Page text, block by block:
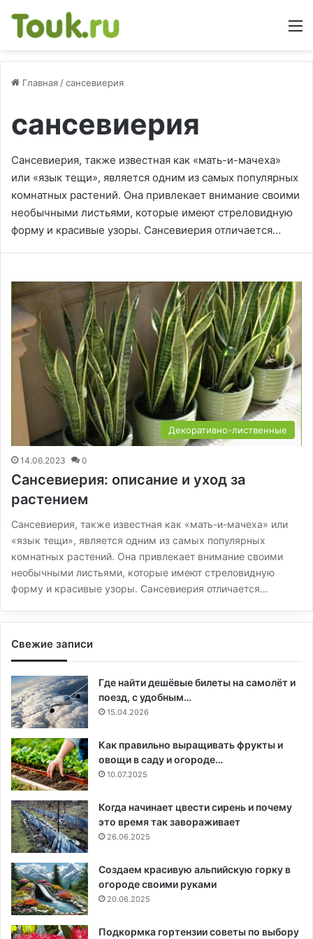
Главная /сансевиерия
сансевиерия
Сансевиерия, также известная как «мать-и-мачеха»
или «язык тещи», является одним из самых популярных
комнатных растений. Она привлекает внимание своими
необычными листьями, которые имеют стреловидную
форму и красивые узоры. Сансевиерия отличается…
Декоративно-лиственные
14.06.2023 0
Сансевиерия: описание и уход за
растением
Сансевиерия, также известная как «мать-и-мачеха» или
«язык тещи», является одним из самых популярных
комнатных растений. Она привлекает внимание своими
необычными листьями, которые имеют стреловидную
форму и красивые узоры. Сансевиерия отличается…
Свежие записи
Где найти дешёвые билеты на самолёт и
поезд, с удобным…
15.04.2026
Как правильно выращивать фрукты и
овощи в саду и огороде…
10.07.2025
Когда начинает цвести сирень и почему
это время так завораживает
26.06.2025
Создаем красивую альпийскую горку в
огороде своими руками
20.06.2025
Подкормка гортензии советы по выбору